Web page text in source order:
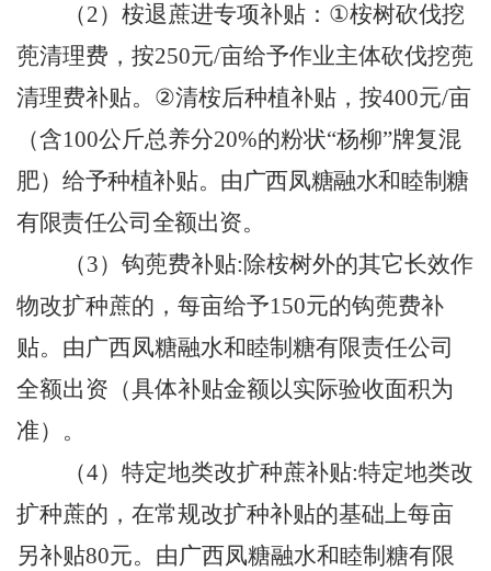
（2）桉退蔗进专项补贴： ①桉树砍伐挖
蔸清理费，按250元/亩给予作业主体砍伐挖蔸
清理费补贴。 ②清桉后种植补贴，按400元/亩
（含100公斤总养分20%的粉状“杨柳”牌复混
肥） 给予种植补贴。由广西凤糖融水和睦制糖
有限责任公司全额出资。
（3）钩蔸费补贴:除桉树外的其它长效作
物改扩种蔗的，每亩给予150元的钩蔸费补
贴。由广西凤糖融水和睦制糖有限责任公司
全额出资（具体补贴金额以实际验收面积为
准）。
（4）特定地类改扩种蔗补贴:特定地类改
扩种蔗的，在常规改扩种补贴的基础上每亩
另补贴80元。由广西凤糖融水和睦制糖有限